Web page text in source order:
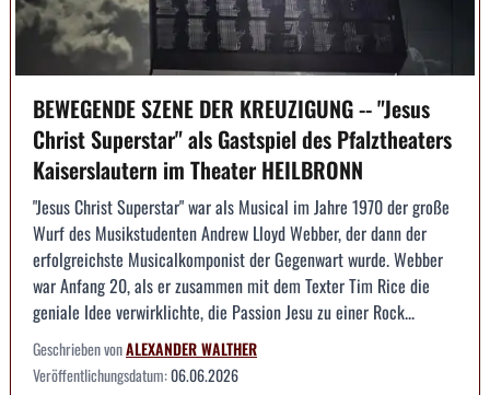
BEWEGENDE SZENE DER KREUZIGUNG -- "Jesus
Christ Superstar" als Gastspiel des Pfalztheaters
Kaiserslautern im Theater HEILBRONN
"Jesus Christ Superstar" war als Musical im Jahre 1970 der große
Wurf des Musikstudenten Andrew Lloyd Webber, der dann der
erfolgreichste Musicalkomponist der Gegenwart wurde. Webber
war Anfang 20, als er zusammen mit dem Texter Tim Rice die
geniale Idee verwirklichte, die Passion Jesu zu einer Rock...
Geschrieben vonALEXANDER WALTHER
Veröffentlichungsdatum:06.06.2026